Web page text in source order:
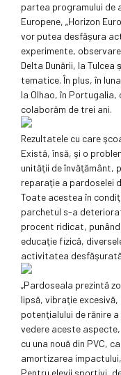
partea programului de
Europene, „Horizon
vor putea desfășura
experimente,
Delta Dunării, la Tulcea
tematice. În plus, în
la Olhao, în
colaborăm de trei ani.
Rezultatele cu care
Există, însă, şi o
unităţii de învăţământ,
reparaţie a pardoselei
Toate acestea în
parchetul s-a
procent ridicat,
educaţie fizică,
activitatea
„Pardoseala prezintă
lipsă, vibraţie
potenţialului de rănire
vedere aceste
cu una nouă din PVC,
amortizarea